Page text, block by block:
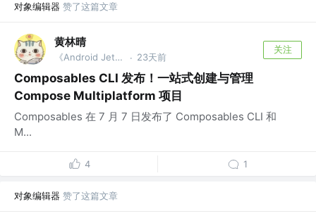
对象编辑器 赞了这篇文章
黄林晴
《Android Jetpack开发：原理解析与应用实战》作者 · 23天前
关注
Composables CLI 发布！一站式创建与管理
Compose Multiplatform 项目
Composables 在 7 月 7 日发布了 Composables CLI 和
M...
4 1
对象编辑器 赞了这篇文章